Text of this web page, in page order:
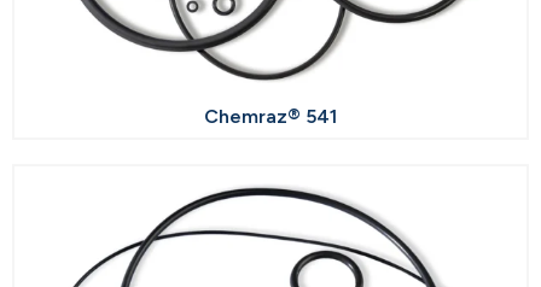
Chemraz® 541